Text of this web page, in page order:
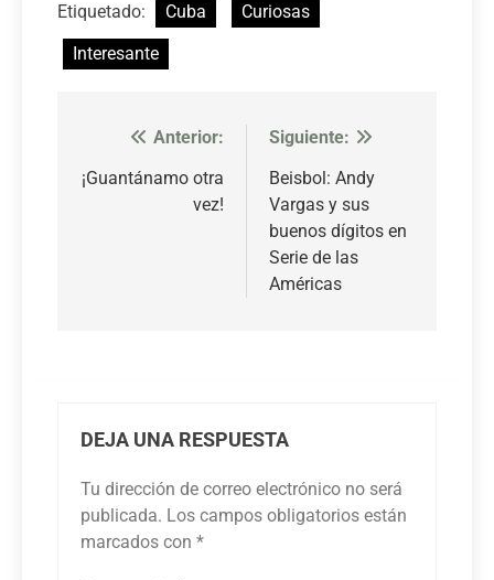
Etiquetado: Cuba
Curiosas
Interesante
Navegación
de
Anterior:
¡Guantánamo otra
vez!
Siguiente:
Beisbol: Andy
Vargas y sus
buenos dígitos en
Serie de las
Américas
DEJA UNA RESPUESTA
Tu dirección de correo electrónico no será
publicada. Los campos obligatorios están
marcados con *